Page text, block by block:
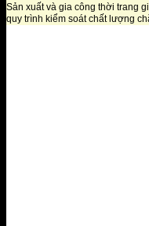
Sản xuất và gia công thời trang
quy trình kiểm soát chất lượng